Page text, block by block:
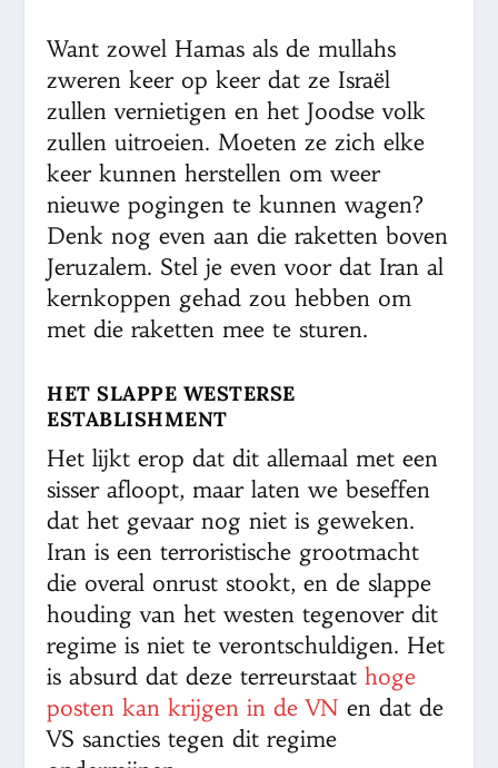
Want zowel Hamas als de mullahs
zweren keer op keer dat ze Israël
zullen vernietigen en het Joodse volk
zullen uitroeien. Moeten ze zich elke
keer kunnen herstellen om weer
nieuwe pogingen te kunnen wagen?
Denk nog even aan die raketten boven
Jeruzalem. Stel je even voor dat Iran al
kernkoppen gehad zou hebben om
met die raketten mee te sturen.
HET SLAPPE WESTERSE
ESTABLISHMENT
Het lijkt erop dat dit allemaal met een
sisser afloopt, maar laten we beseffen
dat het gevaar nog niet is geweken.
Iran is een terroristische grootmacht
die overal onrust stookt, en de slappe
houding van het westen tegenover dit
regime is niet te verontschuldigen. Het
is absurd dat deze terreurstaathoge
posten kan krijgen in de VN en dat de
VS sancties tegen dit regime